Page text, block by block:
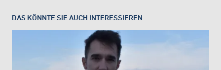
DAS KÖNNTE SIE AUCH INTERESSIEREN